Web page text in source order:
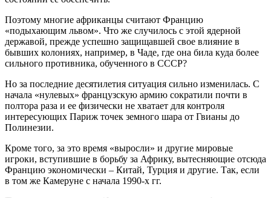
Поэтому многие африканцы считают Францию
«подыхающим львом». Что же случилось с этой ядерной
державой, прежде успешно защищавшей свое влияние в
бывших колониях, например, в Чаде, где она била куда более
сильного противника, обученного в СССР?
Но за последние десятилетия ситуация сильно изменилась. С
начала «нулевых» французскую армию сократили почти в
полтора раза и ее физически не хватает для контроля
интересующих Париж точек земного шара от Гвианы до
Полинезии.
Кроме того, за это время «выросли» и другие мировые
игроки, вступившие в борьбу за Африку, вытесняющие отсюда
Францию экономически – Китай, Турция и другие. Так, если
в том же Камеруне с начала 1990-х гг.